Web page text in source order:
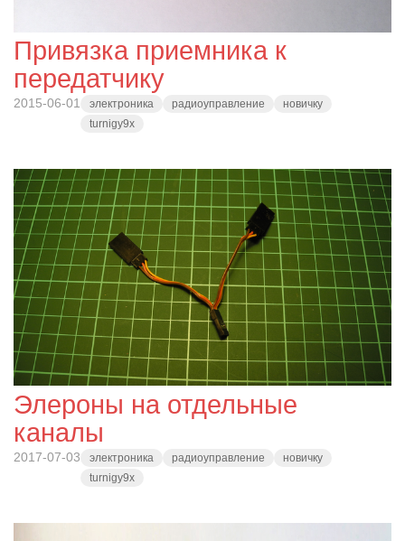
Привязка приемника к
передатчику
2015-06-01 электроника радиоуправление
новичку
turnigy9x
Элероны на отдельные
каналы
2017-07-03 электроника радиоуправление
новичку
turnigy9x